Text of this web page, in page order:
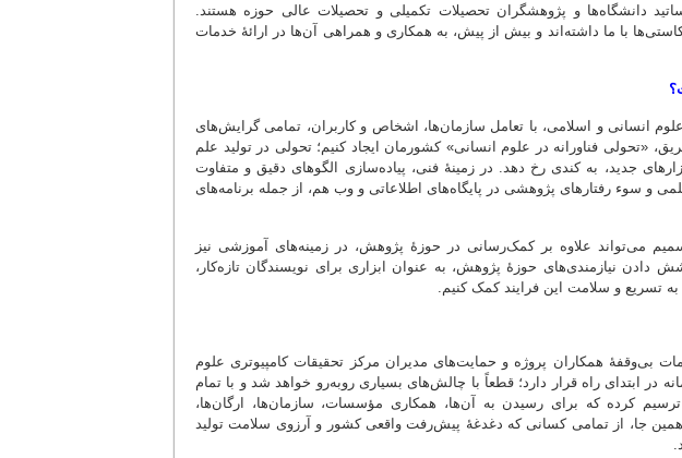
دانشگاه‌ها و پژوهشگران تحصیلات تکمیلی و تحصیلات عالی حوزه هستند.
با ما داشته‌اند و بیش از پیش، به همکاری و همراهی آن‌ها در ارائۀ خدمات
علوم انسانی و اسلامی، با تعامل سازمان‌ها، اشخاص و کاربران، تمامی گرایش‌های
«تحولی فناورانه در علوم انسانی» کشورمان ایجاد کنیم؛ تحولی در تولید علم
جدید، به کندی رخ دهد. در زمینۀ فنی، پیاده‌سازی الگوهای دقیق و متفاوت
سوء رفتارهای پژوهشی در پایگاه‌های اطلاعاتی و وب هم، از جمله برنامه‌های
می‌تواند علاوه بر کمک‌رسانی در حوزۀ پژوهش، در زمینه‌های آموزشی نیز
دادن نیازمندی‌های حوزۀ پژوهش، به عنوان ابزاری برای نویسندگان تازه‌کار،
تسریع و سلامت این فرایند کمک کنیم.
بی‌وقفۀ همکاران پروژه و حمایت‌های مدیران مرکز تحقیقات کامپیوتری علوم
در ابتدای راه قرار دارد؛ قطعاً با چالش‌های بسیاری روبه‌رو خواهد شد و با تمام
کرده که برای رسیدن به آن‌ها، همکاری مؤسسات، سازمان‌ها، ارگان‌ها،
همین جا، از تمامی کسانی که دغدغۀ پیش‌رفت واقعی کشور و آرزوی سلامت تولید